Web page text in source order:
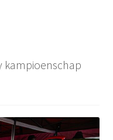
kampioenschap